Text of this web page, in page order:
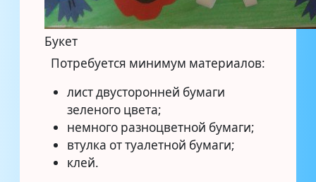
Букет
Потребуется минимум материалов:
лист двусторонней бумаги
зеленого цвета;
немного разноцветной бумаги;
втулка от туалетной бумаги;
клей.